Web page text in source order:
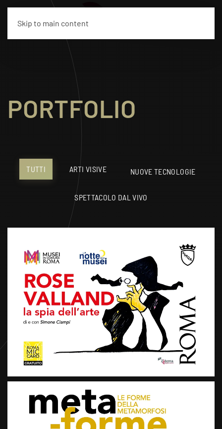
Skip to main content
PORTFOLIO
TUTTI ARTI VISIVE NUOVE TECNOLOGIE
SPETTACOLO DAL VIVO